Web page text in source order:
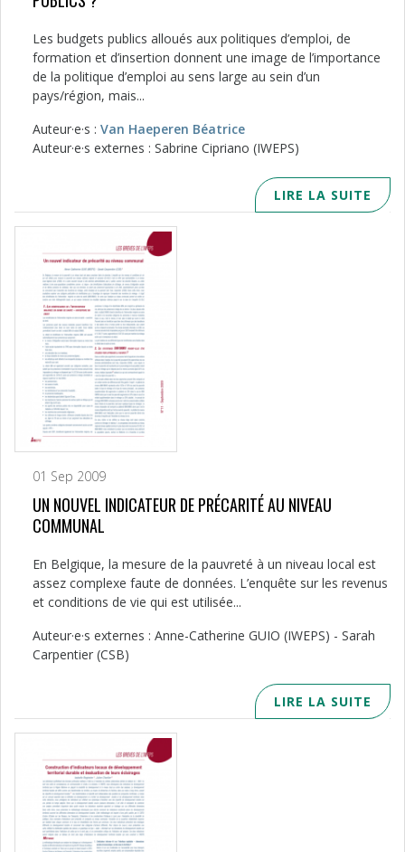
Les budgets publics alloués aux politiques d’emploi, de
formation et d’insertion donnent une image de l’importance
de la politique d’emploi au sens large au sein d’un
pays/région, mais...
Auteur·e·s : Van Haeperen Béatrice
Auteur·e·s externes : Sabrine Cipriano (IWEPS)
LIRE LA SUITE
01 Sep 2009
UN NOUVEL INDICATEUR DE PRÉCARITÉ AU NIVEAU
COMMUNAL
En Belgique, la mesure de la pauvreté à un niveau local est
assez complexe faute de données. L’enquête sur les revenus
et conditions de vie qui est utilisée...
Auteur·e·s externes : Anne-Catherine GUIO (IWEPS) - Sarah
Carpentier (CSB)
LIRE LA SUITE